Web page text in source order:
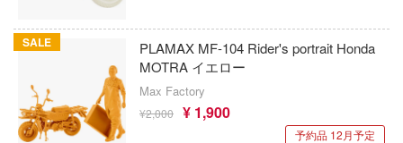
SALE
PLAMAX MF-104 Rider's portrait Honda
MOTRA イエロー
Max Factory
¥2,000 ¥ 1,900
予約品 12月予定
英雄伝説 軌跡シリーズ
炎炎ノ消防隊
オーバーロード
ン)
iHCM(ホビージャパン)
アトランティスモデル(ビーバーコーポレ
ン・プラッツ)
しょん -艦これ-
りします
告らせたい？～天才たちの恋愛頭脳戦
ャパン
ム・トイ